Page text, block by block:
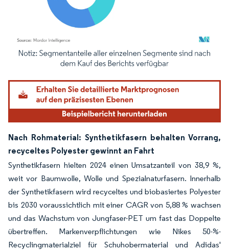
Bild © Mordor Intelligence. Wiederverwendung erfordert Namensnennung
Nach Rohmaterial: Synthetikfasern behalten Vorrang,
recyceltes Polyester gewinnt an Fahrt
Synthetikfasern hielten 2024 einen Umsatzanteil von 38,9 %,
weit vor Baumwolle, Wolle und Spezialnaturfasern. Innerhalb
der Synthetikfasern wird recyceltes und biobasiertes Polyester
bis 2030 voraussichtlich mit einer CAGR von 5,88 % wachsen
und das Wachstum von Jungfaser-PET um fast das Doppelte
übertreffen. Markenverpflichtungen wie Nikes 50-%-
Recyclingmaterialziel für Schuhobermaterial und Adidas'